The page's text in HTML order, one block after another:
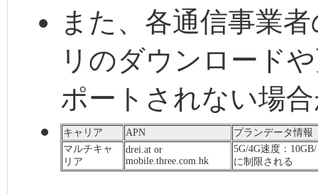
また、各通信事業
リのダウンロード
ポートされない場
キャリア APN
プランデータ情報
マルチキャ
リア
drei.at or
mobile.three.com.hk
5G/4G速度：
に制限される